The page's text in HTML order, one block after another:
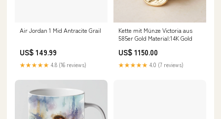
Air Jordan 1 Mid Antracite Grail
US$ 149.99
★★★★★ 4.8 (16 reviews)
Kette mit Münze Victoria aus
585er Gold Material:14K Gold
US$ 1150.00
★★★★★ 4.0 (7 reviews)